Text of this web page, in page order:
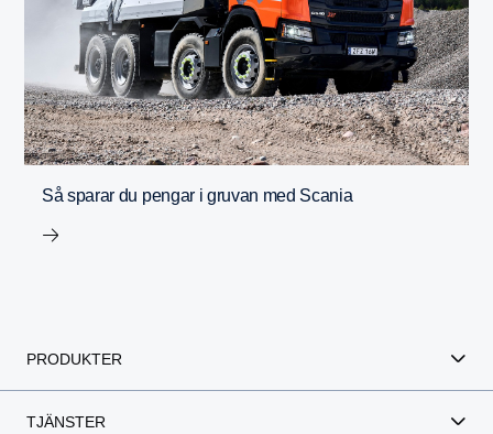
Så sparar du pengar i gruvan med Scania
PRODUKTER
TJÄNSTER